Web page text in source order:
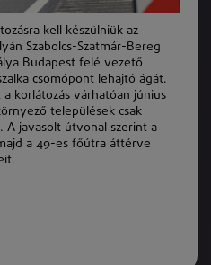
kell készülniük az
Szabolcs-Szatmár-Bereg
Budapest felé vezető
csomópont lehajtó ágát.
a korlátozás várhatóan június
települések csak
javasolt útvonal szerint a
a 49-es főútra áttérve